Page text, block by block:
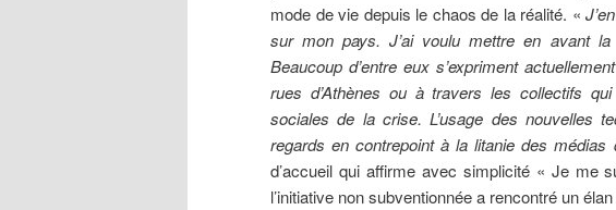
mode de vie depuis le chaos de la réalité. «
sur mon pays. J’ai voulu mettre en avant la
Beaucoup d’entre eux s’expriment
rues d’Athènes ou à travers les collectifs
sociales de la crise. L’usage des nouvelles
regards en contrepoint à la litanie des médias
d’accueil qui affirme avec simplicité « Je me
l’initiative non subventionnée a rencontré un